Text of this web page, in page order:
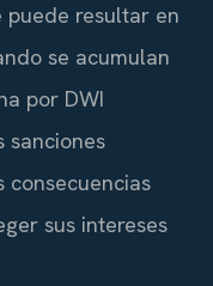
puede resultar en
se acumulan
por DWI
sanciones
consecuencias
sus intereses